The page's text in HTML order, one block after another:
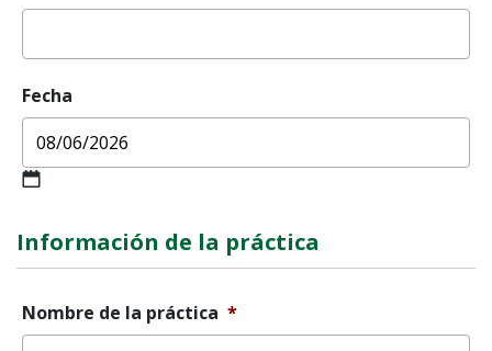
Fecha
barra
barra
oblicua
Información de la práctica
Nombre de la práctica *